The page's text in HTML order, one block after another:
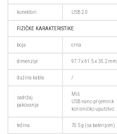
konektori USB 2.0
FIZIČKE KARAKTERISTIKE
boja crna
dimenzije 97.7 x 61.5 x 35.2 mm
dužina kabla /
sadržaj
pakovanja
Miš
USB nano prijemnik
korisničko uputstvo
težina 70.5 g (sa baterijom)